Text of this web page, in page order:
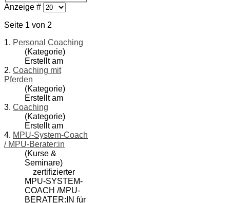
Anzeige #
Seite 1 von 2
1. Personal Coaching
(Kategorie)
Erstellt am
2. Coaching mit
Pferden
(Kategorie)
Erstellt am
3. Coaching
(Kategorie)
Erstellt am
4. MPU-System-Coach
/ MPU-Berater:in
(Kurse &
Seminare)
zertifizierter
MPU-SYSTEM-
COACH /MPU-
BERATER:IN für